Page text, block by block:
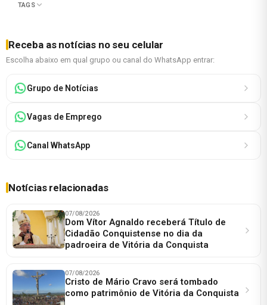
TAGS
Receba as notícias no seu celular
Escolha abaixo em qual grupo ou canal do WhatsApp entrar:
Grupo de Notícias
Vagas de Emprego
Canal WhatsApp
Notícias relacionadas
07/08/2026
Dom Vítor Agnaldo receberá Título de
Cidadão Conquistense no dia da
padroeira de Vitória da Conquista
07/08/2026
Cristo de Mário Cravo será tombado
como patrimônio de Vitória da Conquista